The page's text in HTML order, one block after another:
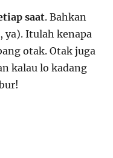
saat. Bahkan
ya). Itulah kenapa
otak. Otak juga
kalau lo kadang